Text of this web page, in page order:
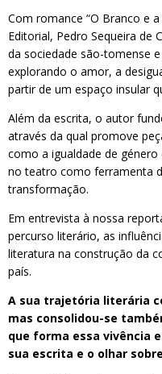
Com romance “O Branco e
Editorial, Pedro Sequeira de
da sociedade são-tomense
explorando o amor, a
partir de um espaço insular
Além da escrita, o autor
através da qual promove
como a igualdade de
no teatro como ferramenta
transformação.
Em entrevista à nossa
percurso literário, as
literatura na construção da
país.
A sua trajetória literária
mas consolidou-se
que forma essa vivência
sua escrita e o olhar